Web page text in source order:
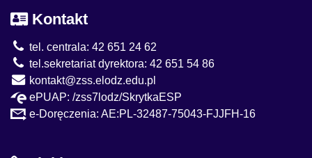
Kontakt
tel. centrala: 42 651 24 62
tel.sekretariat dyrektora: 42 651 54 86
kontakt@zss.elodz.edu.pl
ePUAP: /zss7lodz/SkrytkaESP
e-Doręczenia: AE:PL-32487-75043-FJJFH-16